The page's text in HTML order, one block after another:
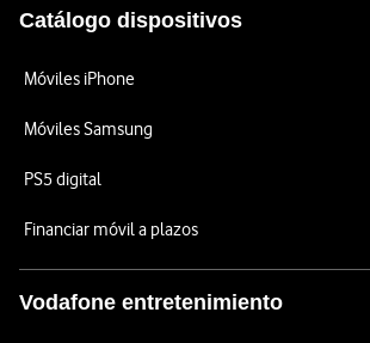
Catálogo dispositivos
Móviles iPhone
Móviles Samsung
PS5 digital
Financiar móvil a plazos
Vodafone entretenimiento